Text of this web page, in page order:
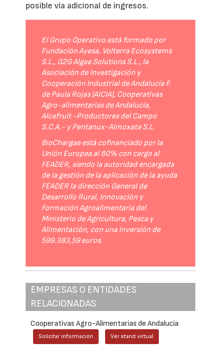
posible vía adicional de ingresos.
El Grupo Operativo está formado por
Fundación Ayesa, Volterra Ecosystems
S.L., G2G Algae Solutions S.L., la
Asociación de Investigación y
Cooperación Industrial de Andalucía F.
de Paula Rojas (AICIA), Cooperativas
Agro-alimentarias de Andalucía,
Alcafruit -Productores del Campo
S.C.A.- y Pentanux-Almoxata S.L.
BioChargae está cofinanciado por la
Unión Europea al 80% con cargo al
FEADER, siendo la autoridad encargada
de la gestión de la aplicación de la ayuda
FEADER la dirección General de
Desarrollo Rural, Innovación y
Formación Agroalimentaria del
Ministerio de Agricultura, Pesca y
Alimentación, con una inversión de
599.383,59 euros.
EMPRESAS O ENTIDADES
RELACIONADAS
Cooperativas Agro-Alimentarias de Andalucía
Solicitar información Ver stand virtual